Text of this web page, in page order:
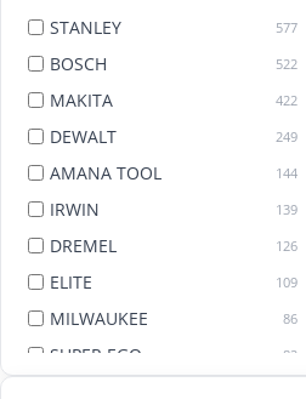
STANLEY 577
BOSCH 522
MAKITA 422
DEWALT 249
AMANA TOOL 144
IRWIN 139
DREMEL 126
ELITE 109
MILWAUKEE 86
SUPER EGO 82